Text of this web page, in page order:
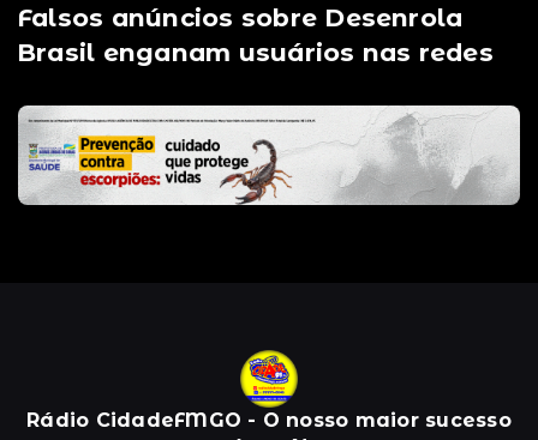
Falsos anúncios sobre Desenrola
Brasil enganam usuários nas redes
Rádio CidadeFMGO - O nosso maior sucesso